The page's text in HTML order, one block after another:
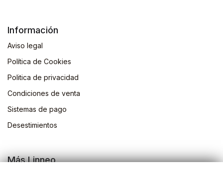
Información
Aviso legal
Política de Cookies
Politica de privacidad
Condiciones de venta
Sistemas de pago
Desestimientos
Más Linneo